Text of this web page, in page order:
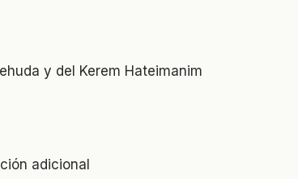
y del Kerem Hateimanim
adicional